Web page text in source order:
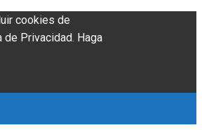
cookies de
Privacidad. Haga